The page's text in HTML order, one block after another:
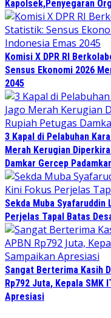
Kapolsek,Penyegaran
Komisi X DPR RI
Sensus Ekonomi 2026
2045
3 Kapal di Pelabuhan
Merah Kerugian
Damkar Gercep
Sekda Muba
Perjelas Tapal Batas
Sangat Berterima Kasih
Rp792 Juta, Kepala SMK
Apresiasi